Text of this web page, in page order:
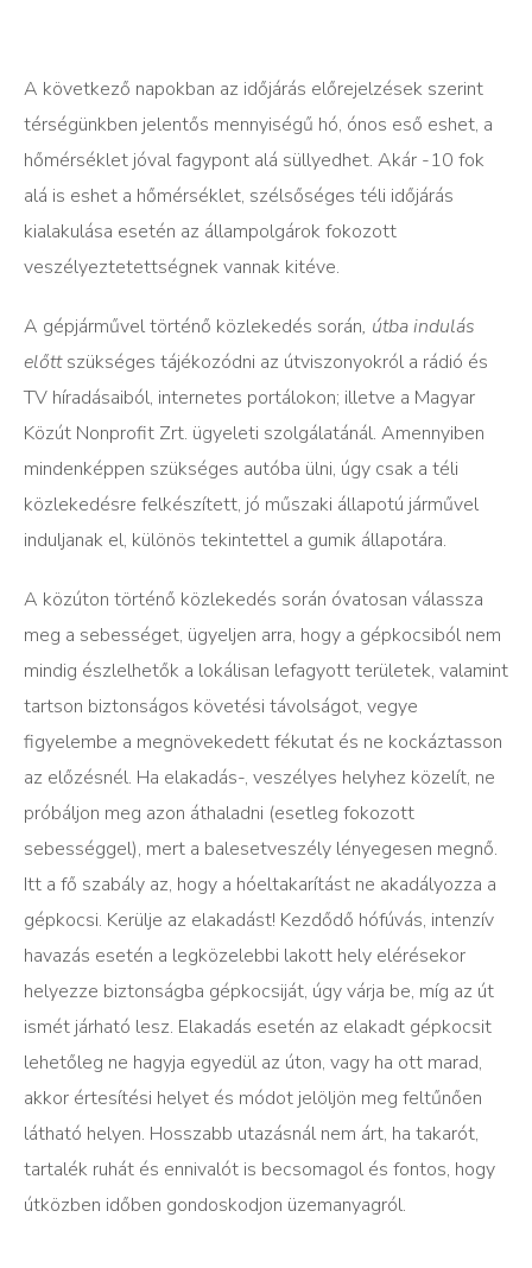
A következő napokban az időjárás előrejelzések szerint
térségünkben jelentős mennyiségű hó, ónos eső eshet, a
hőmérséklet jóval fagypont alá süllyedhet. Akár -10 fok
alá is eshet a hőmérséklet, szélsőséges téli időjárás
kialakulása esetén az állampolgárok fokozott
veszélyeztetettségnek vannak kitéve.
A gépjárművel történő közlekedés során, útba indulás
előttszükséges tájékozódni az útviszonyokról a rádió és
TV híradásaiból, internetes portálokon; illetve a Magyar
Közút Nonprofit Zrt. ügyeleti szolgálatánál. Amennyiben
mindenképpen szükséges autóba ülni, úgy csak a téli
közlekedésre felkészített, jó műszaki állapotú járművel
induljanak el, különös tekintettel a gumik állapotára.
A közúton történő közlekedés során óvatosan válassza
meg a sebességet, ügyeljen arra, hogy a gépkocsiból nem
mindig észlelhetők a lokálisan lefagyott területek, valamint
tartson biztonságos követési távolságot, vegye
figyelembe a megnövekedett fékutat és ne kockáztasson
az előzésnél. Ha elakadás-, veszélyes helyhez közelít, ne
próbáljon meg azon áthaladni (esetleg fokozott
sebességgel), mert a balesetveszély lényegesen megnő.
Itt a fő szabály az, hogy a hóeltakarítást ne akadályozza a
gépkocsi. Kerülje az elakadást! Kezdődő hófúvás, intenzív
havazás esetén a legközelebbi lakott hely elérésekor
helyezze biztonságba gépkocsiját, úgy várja be, míg az út
ismét járható lesz. Elakadás esetén az elakadt gépkocsit
lehetőleg ne hagyja egyedül az úton, vagy ha ott marad,
akkor értesítési helyet és módot jelöljön meg feltűnően
látható helyen. Hosszabb utazásnál nem árt, ha takarót,
tartalék ruhát és ennivalót is becsomagol és fontos, hogy
útközben időben gondoskodjon üzemanyagról.